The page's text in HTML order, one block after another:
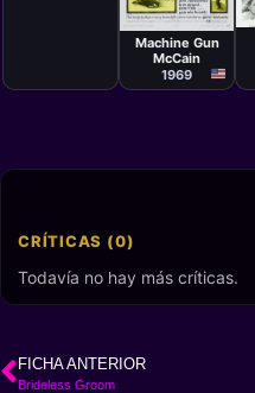
Película
Giuliano
Montaldo
Machine Gun
McCain
1969
CRÍTICAS (0)
Todavía no hay más críticas.
FICHA ANTERIOR
Brideless Groom